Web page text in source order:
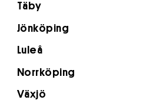
Täby
Jönköping
Luleå
Norrköping
Växjö